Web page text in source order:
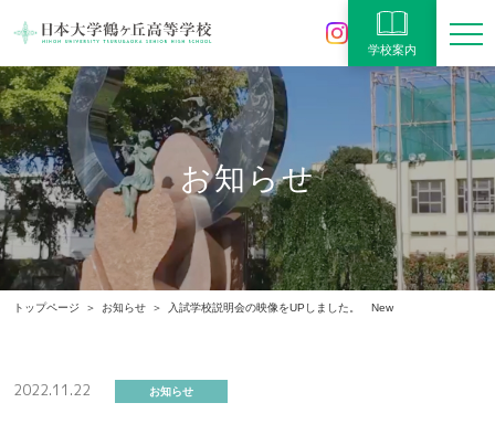
学校案内
お知らせ
トップページ お知らせ 入試学校説明会の映像をUPしました。 New
2022.11.22 お知らせ